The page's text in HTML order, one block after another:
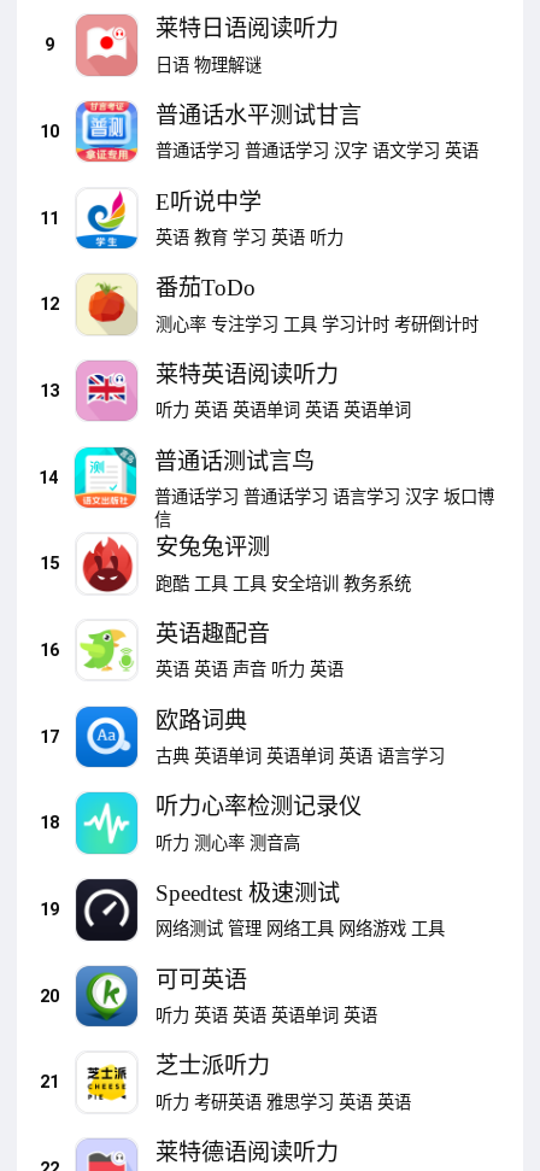
9
莱特日语阅读听力
日语 物理解谜
10
普通话水平测试甘言
普通话学习 普通话学习 汉字 语文学习 英语
11
E听说中学
英语 教育 学习 英语 听力
12
番茄ToDo
测心率 专注学习 工具 学习计时 考研倒计时
13
莱特英语阅读听力
听力 英语 英语单词 英语 英语单词
14
普通话测试言鸟
普通话学习 普通话学习 语言学习 汉字 坂口博
信
15
安兔兔评测
跑酷 工具 工具 安全培训 教务系统
16
英语趣配音
英语 英语 声音 听力 英语
17
欧路词典
古典 英语单词 英语单词 英语 语言学习
18
听力心率检测记录仪
听力 测心率 测音高
19
Speedtest 极速测试
网络测试 管理 网络工具 网络游戏 工具
20
可可英语
听力 英语 英语 英语单词 英语
21
芝士派听力
听力 考研英语 雅思学习 英语 英语
莱特德语阅读听力